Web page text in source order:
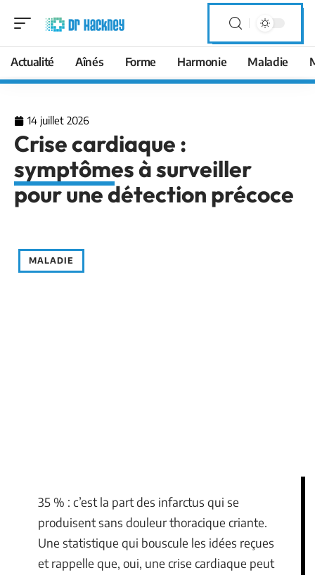
Actualité Aînés Forme Harmonie Maladie
14 juillet 2026
Crise cardiaque :
symptômes à surveiller
pour une détection précoce
MALADIE
35 % : c’est la part des infarctus qui se
produisent sans douleur thoracique criante.
Une statistique qui bouscule les idées reçues
et rappelle que, oui, une crise cardiaque peut